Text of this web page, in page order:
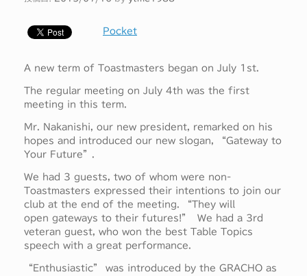
Pocket
A new term of Toastmasters began on July 1st.
The regular meeting on July 4th was the first
meeting in this term.
Mr. Nakanishi, our new president, remarked on his
hopes and introduced our new slogan, “Gateway to
Your Future”.
We had 3 guests, two of whom were non-
Toastmasters expressed their intentions to join our
club at the end of the meeting. “They will
open gateways to their futures!” We had a 3rd
veteran guest, who won the best Table Topics
speech with a great performance.
“Enthusiastic” was introduced by the GRACHO as